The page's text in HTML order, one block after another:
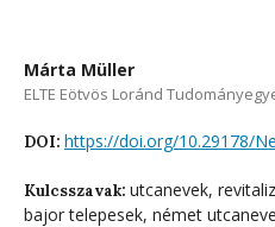
Márta Müller
ELTE Eötvös Loránd
DOI: https://doi.org/10.29178/
Kulcsszavak: utcanevek,
bajor telepesek, német